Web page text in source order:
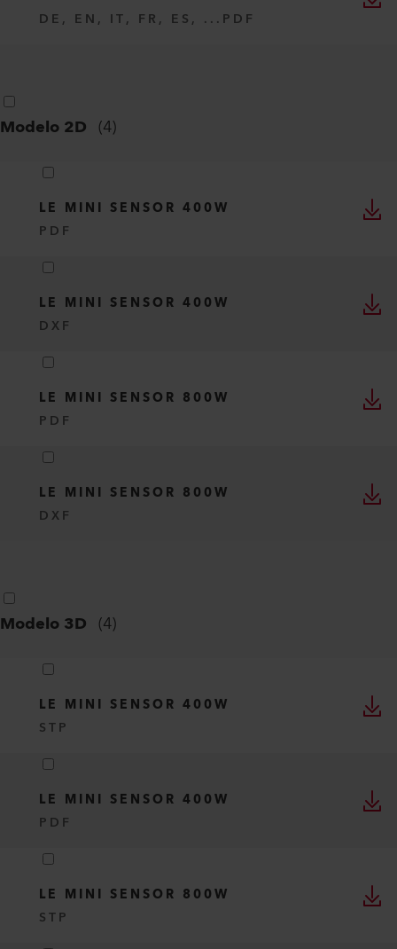
DE, EN, IT, FR, ES, ... PDF
Modelo 2D (4)
LE MINI SENSOR 400W
PDF
LE MINI SENSOR 400W
DXF
LE MINI SENSOR 800W
PDF
LE MINI SENSOR 800W
DXF
Modelo 3D (4)
LE MINI SENSOR 400W
STP
LE MINI SENSOR 400W
PDF
LE MINI SENSOR 800W
STP